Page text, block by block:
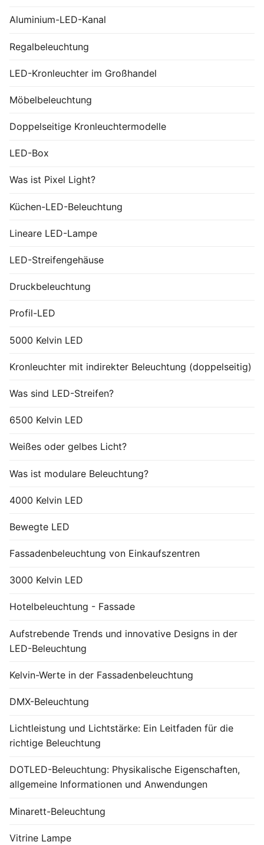
Aluminium-LED-Kanal
Regalbeleuchtung
LED-Kronleuchter im Großhandel
Möbelbeleuchtung
Doppelseitige Kronleuchtermodelle
LED-Box
Was ist Pixel Light?
Küchen-LED-Beleuchtung
Lineare LED-Lampe
LED-Streifengehäuse
Druckbeleuchtung
Profil-LED
5000 Kelvin LED
Kronleuchter mit indirekter Beleuchtung (doppelseitig)
Was sind LED-Streifen?
6500 Kelvin LED
Weißes oder gelbes Licht?
Was ist modulare Beleuchtung?
4000 Kelvin LED
Bewegte LED
Fassadenbeleuchtung von Einkaufszentren
3000 Kelvin LED
Hotelbeleuchtung - Fassade
Aufstrebende Trends und innovative Designs in der
LED-Beleuchtung
Kelvin-Werte in der Fassadenbeleuchtung
DMX-Beleuchtung
Lichtleistung und Lichtstärke: Ein Leitfaden für die
richtige Beleuchtung
DOTLED-Beleuchtung: Physikalische Eigenschaften,
allgemeine Informationen und Anwendungen
Minarett-Beleuchtung
Vitrine Lampe